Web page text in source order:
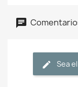
Sea